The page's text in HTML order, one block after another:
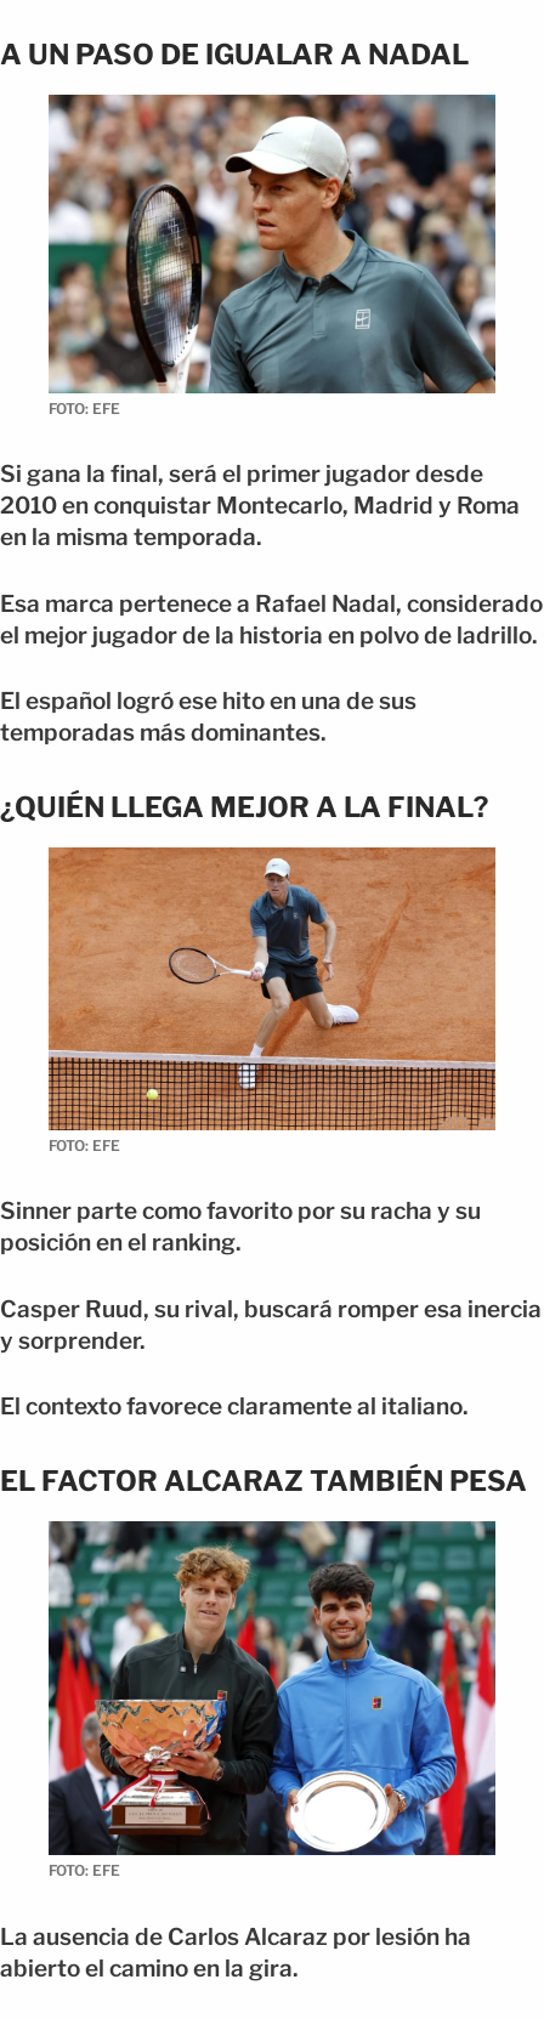
A UN PASO DE IGUALAR A NADAL
FOTO: EFE
Si gana la final, será el primer jugador desde
2010 en conquistar Montecarlo, Madrid y Roma
en la misma temporada.
Esa marca pertenece a Rafael Nadal, considerado
el mejor jugador de la historia en polvo de ladrillo.
El español logró ese hito en una de sus
temporadas más dominantes.
¿QUIÉN LLEGA MEJOR A LA FINAL?
FOTO: EFE
Sinner parte como favorito por su racha y su
posición en el ranking.
Casper Ruud, su rival, buscará romper esa inercia
y sorprender.
El contexto favorece claramente al italiano.
EL FACTOR ALCARAZ TAMBIÉN PESA
FOTO: EFE
La ausencia de Carlos Alcaraz por lesión ha
abierto el camino en la gira.